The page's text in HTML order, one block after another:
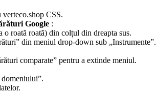
CSS.
Google :
o roată roată) din colțul din dreapta sus.
din meniul drop-down sub „Instrumente”.
comparate” pentru a extinde meniul.